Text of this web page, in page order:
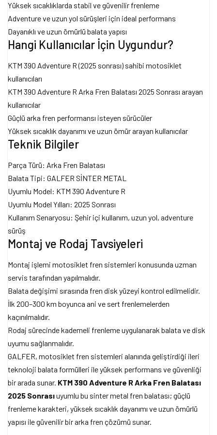
Yüksek sıcaklıklarda stabil ve güvenilir frenleme
Adventure ve uzun yol sürüşleri için ideal performans
Dayanıklı ve uzun ömürlü balata yapısı
Hangi Kullanıcılar İçin Uygundur?
KTM 390 Adventure R (2025 sonrası) sahibi motosiklet
kullanıcıları
KTM 390 Adventure R Arka Fren Balatası 2025 Sonrası arayan
kullanıcılar
Güçlü arka fren performansı isteyen sürücüler
Yüksek sıcaklık dayanımı ve uzun ömür arayan kullanıcılar
Teknik Bilgiler
Parça Türü: Arka Fren Balatası
Balata Tipi: GALFER SİNTER METAL
Uyumlu Model: KTM 390 Adventure R
Uyumlu Model Yılları: 2025 Sonrası
Kullanım Senaryosu: Şehir içi kullanım, uzun yol, adventure
sürüş
Montaj ve Rodaj Tavsiyeleri
Montaj işlemi motosiklet fren sistemleri konusunda uzman
servis tarafından yapılmalıdır.
Balata değişimi sırasında fren disk yüzeyi kontrol edilmelidir.
İlk 200–300 km boyunca ani ve sert frenlemelerden
kaçınılmalıdır.
Rodaj sürecinde kademeli frenleme uygulanarak balata ve disk
uyumu sağlanmalıdır.
GALFER, motosiklet fren sistemleri alanında geliştirdiği ileri
teknoloji balata formülleri ile yüksek performans ve güvenliği
bir arada sunar. KTM 390 Adventure R Arka Fren Balatası
2025 Sonrasıuyumlu bu sinter metal fren balatası; güçlü
frenleme karakteri, yüksek sıcaklık dayanımı ve uzun ömürlü
yapısı ile güvenilir bir arka fren çözümü sunar.